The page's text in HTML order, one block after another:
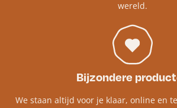
wereld.
Bijzondere
We staan altijd voor je klaar, online en